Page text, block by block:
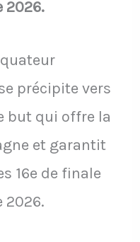
2026.
précipite vers
but qui offre la
et garantit
16e de finale
2026.